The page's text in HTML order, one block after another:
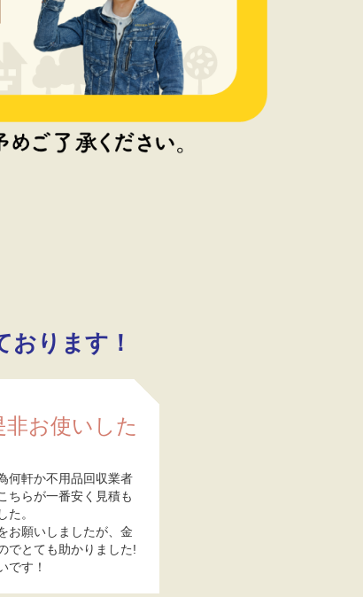
おります！
お使いした
何軒か不用品回収業者
ちらが一番安く見積も
た。
お願いしましたが、金
でとても助かりました!
です！